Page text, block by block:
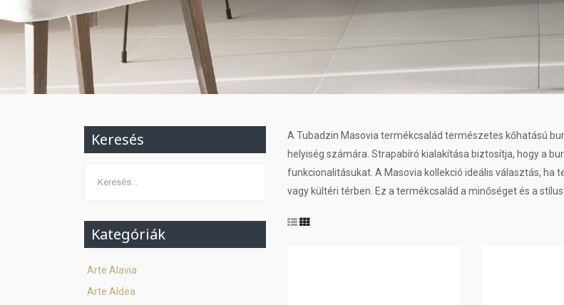
A Tubadzin Masovia termékcsalád természetes kőhatású
helyiség számára. Strapabíró kialakítása biztosítja, hogy a
funkcionalitásukat. A Masovia kollekció ideális választás,
vagy kültéri térben. Ez a termékcsalád a minőséget és a
Keresés
Kategóriák
Arte Alavia
Arte Aldea